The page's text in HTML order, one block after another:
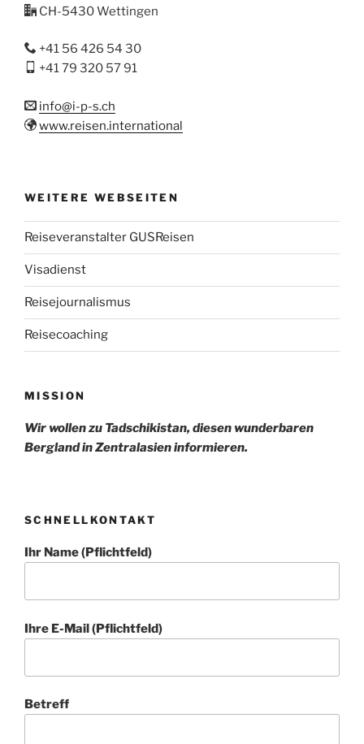
CH-5430 Wettingen
+41 56 426 54 30
+41 79 320 57 91
info@i-p-s.ch
www.reisen.international
WEITERE WEBSEITEN
Reiseveranstalter GUSReisen
Visadienst
Reisejournalismus
Reisecoaching
MISSION
Wir wollen zu Tadschikistan, diesen wunderbaren
Bergland in Zentralasien informieren.
SCHNELLKONTAKT
Ihr Name (Pflichtfeld)
Ihre E-Mail (Pflichtfeld)
Betreff